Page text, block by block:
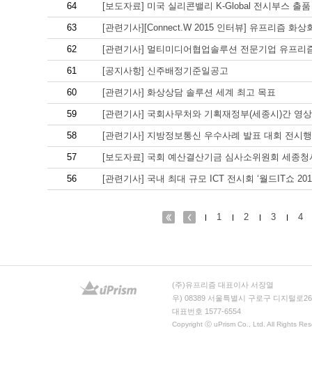
64 [보도자료] 미국 실리콘밸리 K-Global 전시부스 출품
63 [관련기사][Connect.W 2015 인터뷰] 유프리즘 화상
62 [관련기사] 멀티미디어협업솔루션 전문기업 유프리
61 [공지사항] 신주배정기준일공고
60 [관련기사] 화상상담 솔루션 세계 최고 목표
59 [관련기사] 국회사무처와 기획재정부(세종시)간 영
58 [관련기사] 지방정보통신 우수사례 발표 대회 전시
57 [보도자료] 국회 예산결산기금 심사소위원회 세종
56 [관련기사] 국내 최대 규모 ICT 전시회 ‘월드IT쇼
1 2 3 4
(주)유프리즘 대표이사 서장열
우) 08389 서울특별시 구로구 디지털로
대표번호 1577-6554
Copyright ⓒ uPrism Co., Ltd. All Rights